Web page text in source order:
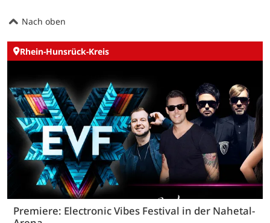
Nach oben
Rhein-Hunsrück-Kreis
Premiere: Electronic Vibes Festival in der Nahetal-